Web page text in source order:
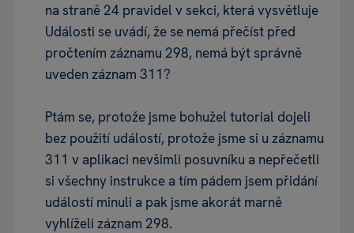
na straně 24 pravidel v sekci, která vysvětluje
Události se uvádí, že se nemá přečíst před
pročtením záznamu 298, nemá být správně
uveden záznam 311?
Ptám se, protože jsme bohužel tutorial dojeli
bez použití událostí, protože jsme si u záznamu
311 v aplikaci nevšimli posuvníku a nepřečetli
si všechny instrukce a tím pádem jsem přidání
událostí minuli a pak jsme akorát marně
vyhlíželi záznam 298.